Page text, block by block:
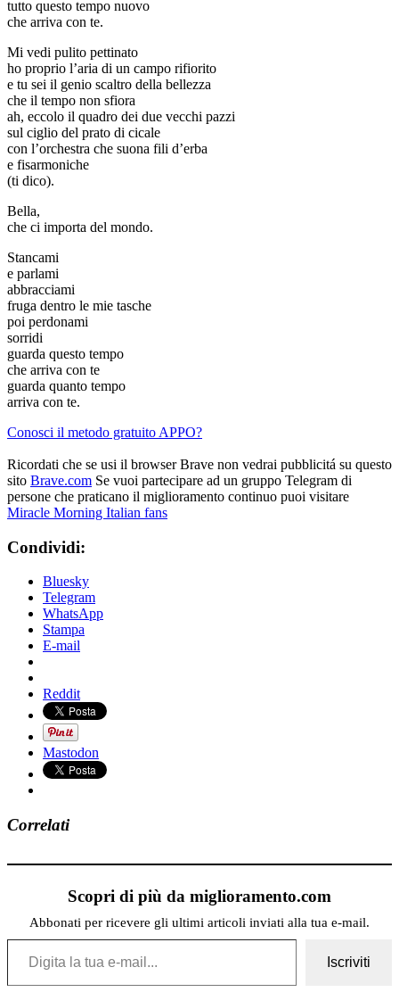
tutto questo tempo nuovo
che arriva con te.
Mi vedi pulito pettinato
ho proprio l’aria di un campo rifiorito
e tu sei il genio scaltro della bellezza
che il tempo non sfiora
ah, eccolo il quadro dei due vecchi pazzi
sul ciglio del prato di cicale
con l’orchestra che suona fili d’erba
e fisarmoniche
(ti dico).
Bella,
che ci importa del mondo.
Stancami
e parlami
abbracciami
fruga dentro le mie tasche
poi perdonami
sorridi
guarda questo tempo
che arriva con te
guarda quanto tempo
arriva con te.
Conosci il metodo gratuito APPO?
Ricordati che se usi il browser Brave non vedrai pubblicitá su questo
sito Brave.com Se vuoi partecipare ad un gruppo Telegram di
persone che praticano il miglioramento continuo puoi visitare
Miracle Morning Italian fans
Condividi:
Bluesky
Telegram
WhatsApp
Stampa
E-mail
Reddit
Mastodon
Correlati
Scopri di più da miglioramento.com
Abbonati per ricevere gli ultimi articoli inviati alla tua e-mail.
Digita la tua e-mail...
Iscriviti